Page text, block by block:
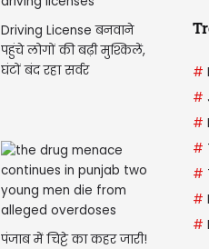
Driving License बनवाने
पहुंचे लोगों की बढ़ी मुश्किलें,
घंटों बंद रहा सर्वर
पंजाब में चिट्टे का कहर जारी!
#
#
#
#
#
#
#